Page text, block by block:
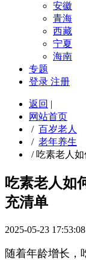
安徽
青海
西藏
宁夏
海南
专题
登录 注册
返回 |
网站首页
/ 百岁老人
/ 老年养生
/ 吃素老人
吃素老人如
充清单
2025-05-23 17:53:08
随着年龄增长，